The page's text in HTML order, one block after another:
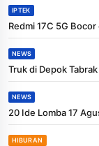
IPTEK
Redmi 17C 5G
NEWS
Truk di Depok
NEWS
20 Ide Lomba 17
HIBURAN